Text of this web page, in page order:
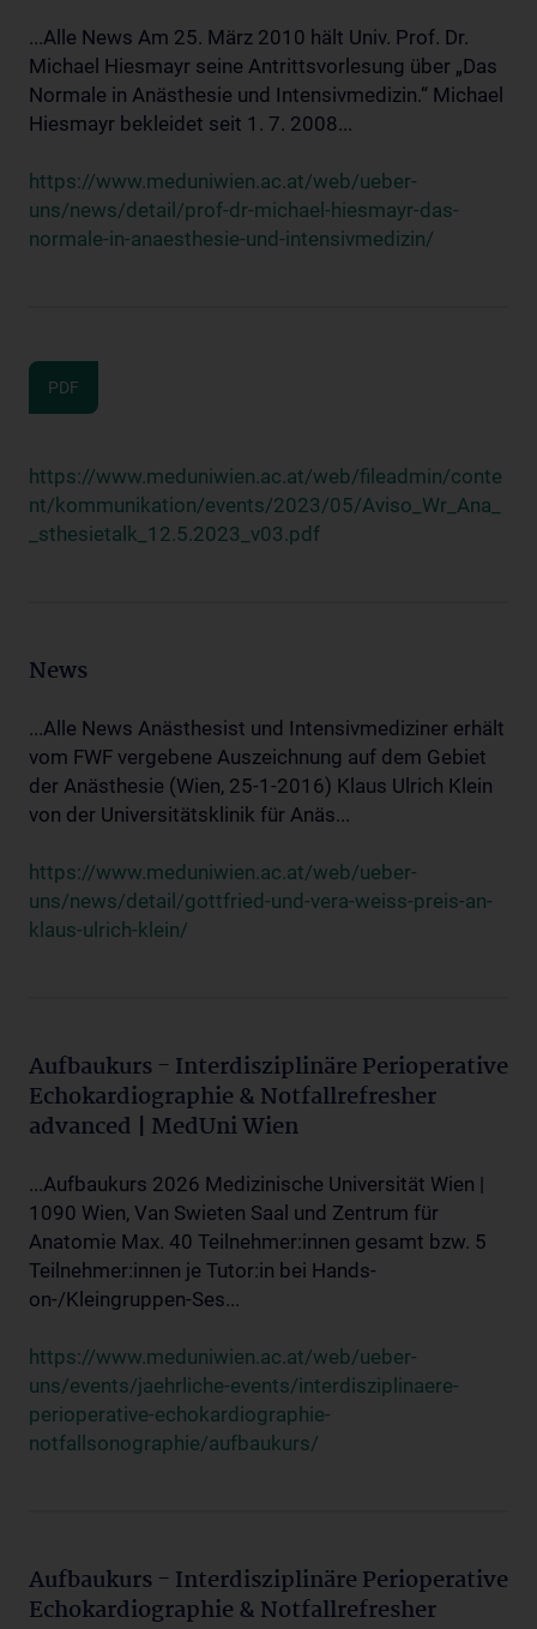
...Alle News Am 25. März 2010 hält Univ. Prof. Dr.
Michael Hiesmayr seine Antrittsvorlesung über „Das
Normale in Anästhesie und Intensivmedizin.“ Michael
Hiesmayr bekleidet seit 1. 7. 2008...
https://www.meduniwien.ac.at/web/ueber-
uns/news/detail/prof-dr-michael-hiesmayr-das-
normale-in-anaesthesie-und-intensivmedizin/
PDF
https://www.meduniwien.ac.at/web/fileadmin/conte
nt/kommunikation/events/2023/05/Aviso_Wr_Ana_
_sthesietalk_12.5.2023_v03.pdf
News
...Alle News Anästhesist und Intensivmediziner erhält
vom FWF vergebene Auszeichnung auf dem Gebiet
der Anästhesie (Wien, 25-1-2016) Klaus Ulrich Klein
von der Universitätsklinik für Anäs...
https://www.meduniwien.ac.at/web/ueber-
uns/news/detail/gottfried-und-vera-weiss-preis-an-
klaus-ulrich-klein/
Aufbaukurs - Interdisziplinäre Perioperative
Echokardiographie & Notfallrefresher
advanced | MedUni Wien
...Aufbaukurs 2026 Medizinische Universität Wien |
1090 Wien, Van Swieten Saal und Zentrum für
Anatomie Max. 40 Teilnehmer:innen gesamt bzw. 5
Teilnehmer:innen je Tutor:in bei Hands-
on-/Kleingruppen-Ses...
https://www.meduniwien.ac.at/web/ueber-
uns/events/jaehrliche-events/interdisziplinaere-
perioperative-echokardiographie-
notfallsonographie/aufbaukurs/
Aufbaukurs - Interdisziplinäre Perioperative
Echokardiographie & Notfallrefresher